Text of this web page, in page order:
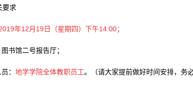
要求
年12月19日（星期四）下午14:00；
书馆二号报告厅；
： 地学学院全体教职员工。（请大家提前做好时间安排，务